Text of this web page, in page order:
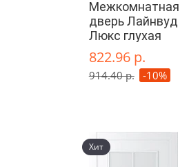
Межкомнатная
дверь Лайнвуд
Люкс глухая
822.96 р.
914.40 р. -10%
Хит